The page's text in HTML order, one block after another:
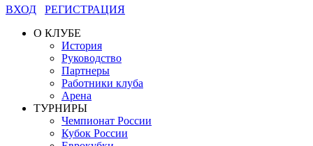
ВХОД
РЕГИСТРАЦИЯ
О КЛУБЕ
История
Руководство
Партнеры
Работники клуба
Арена
ТУРНИРЫ
Чемпионат России
Кубок России